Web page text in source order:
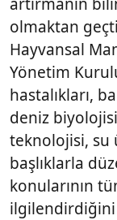
olmaktan
Hayvansal
Yönetim
hastalıkları,
deniz
teknolojisi,
başlıklarla
konularının
ilgilendirdiğini